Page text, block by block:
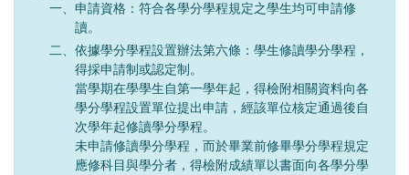
一、申請資格：符合各學分學程規定之學生均可申請修
讀。
二、依據學分學程設置辦法第六條：學生修讀學分學程，
得採申請制或認定制。
當學期在學學生自第一學年起，得檢附相關資料向各
學分學程設置單位提出申請，經該單位核定通過後自
次學年起修讀學分學程。
未申請修讀學分學程，而於畢業前修畢學分學程規定
應修科目與學分者，得檢附成績單以書面向各學分學